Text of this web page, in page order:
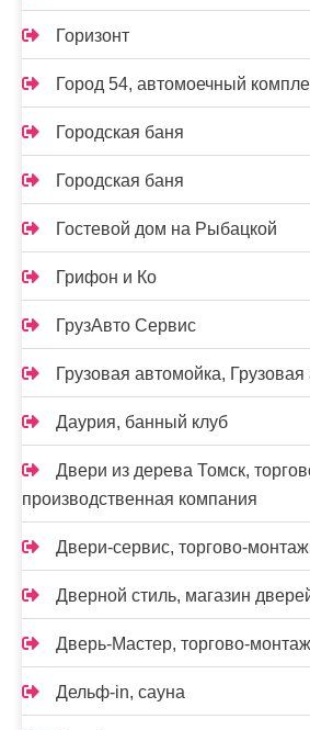
Горизонт
Город 54, автомоечный
Городская баня
Городская баня
Гостевой дом на Рыбацкой
Грифон и Ко
ГрузАвто Сервис
Грузовая автомойка,
Даурия, банный клуб
Двери из дерева Томск,
производственная компания
Двери-сервис, торгово-
Дверной стиль, магазин
Дверь-Мастер, торгово-
Дельф-in, сауна